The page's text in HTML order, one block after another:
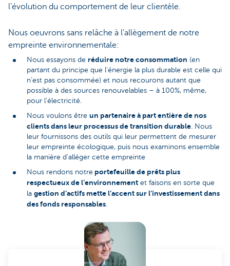
l’évolution du comportement de leur clientèle.
Nous oeuvrons sans relâche à l’allègement de notre
empreinte environnementale:
Nous essayons de réduire notre consommation (en
partant du principe que l’énergie la plus durable est celle qui
n’est pas consommée) et nous recourons autant que
possible à des sources renouvelables – à 100%, même,
pour l’électricité.
Nous voulons être un partenaire à part entière de nos
clients dans leur processus de transition durable. Nous
leur fournissons des outils qui leur permettent de mesurer
leur empreinte écologique, puis nous examinons ensemble
la manière d’alléger cette empreinte
Nous rendons notre portefeuille de prêts plus
respectueux de l’environnement et faisons en sorte que
la gestion d’actifs mette l’accent sur l’investissement dans
des fonds responsables.